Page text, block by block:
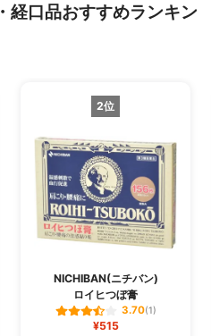
経口品おすすめランキン
2位
NICHIBAN(ニチバン)
ロイヒつぼ膏
3.70(1)
¥515